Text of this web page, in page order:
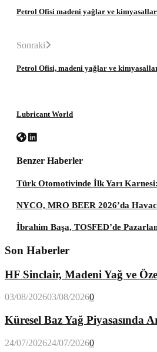
Petrol Ofisi madeni yağlar ve
Sonraki
Petrol Ofisi, madeni yağlar ve
Lubricant World
Benzer Haberler
Türk Otomotivinde İlk Yarı
NYCO, MRO BEER 2026’da
İbrahim Başa, TOSFED’de
Son Haberler
HF Sinclair, Madeni Yağ ve
03/08/202603/08/20260
Küresel Baz Yağ Piyasasında
24/07/202624/07/20260